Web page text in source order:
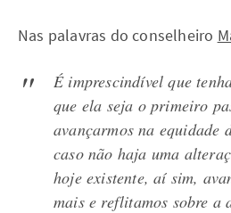
Nas palavras do conselheiro
É imprescindível que
que ela seja o primeiro
avançarmos na equidade
caso não haja uma
hoje existente, aí sim,
mais e reflitamos sobre a